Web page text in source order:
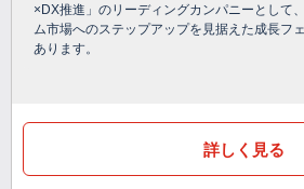
×DX推進」のリーディングカンパニーとして
ム市場へのステップアップを見据えた成長フ
あります。
詳しく見る